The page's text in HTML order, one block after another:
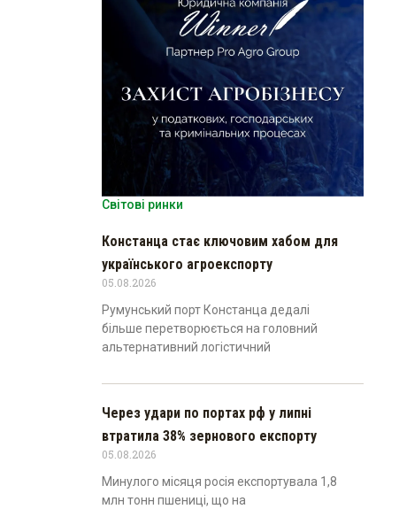
Світові ринки
Констанца стає ключовим хабом для
українського агроекспорту
05.08.2026
Румунський порт Констанца дедалі
більше перетворюється на головний
альтернативний логістичний
Через удари по портах рф у липні
втратила 38% зернового експорту
05.08.2026
Минулого місяця росія експортувала 1,8
млн тонн пшениці, що на